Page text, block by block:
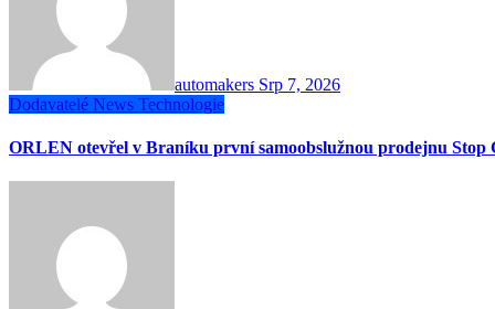
automakers Srp 7, 2026
Dodavatelé News Technologie
ORLEN otevřel v Braníku první samoobslužnou prodejnu Stop